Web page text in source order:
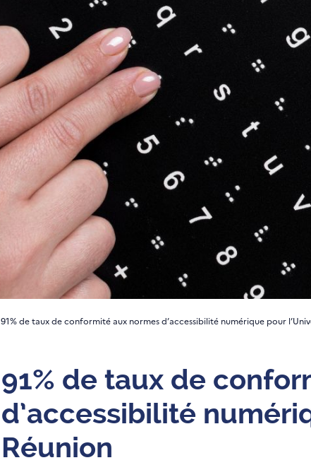
91% de taux de conformité aux normes d’accessibilité numérique pour
91% de taux de
d’accessibilité
Réunion